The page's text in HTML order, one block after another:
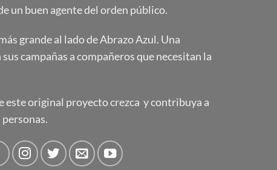
un buen agente del orden público.
grande al lado de Abrazo Azul. Una
campañas a compañeros que necesitan la
este original proyecto crezca y contribuya a